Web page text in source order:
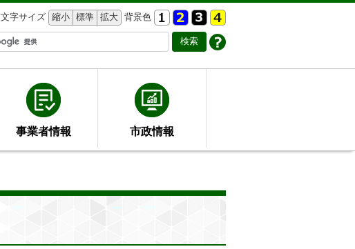
文字サイズ 縮小 標準 拡大 背景色
事業者情報 市政情報